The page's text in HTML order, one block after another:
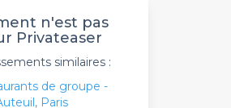
n'est pas
Privateaser
similaires :
de groupe -
Paris